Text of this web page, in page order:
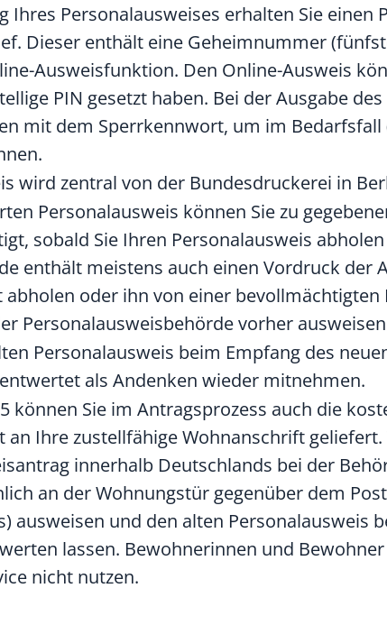
Ihres Personalausweises erhalten Sie einen
Dieser enthält eine Geheimnummer
Ausweisfunktion. Den Online-Ausweis
PIN gesetzt haben. Bei der Ausgabe
mit dem Sperrkennwort, um im
.
wird zentral von der Bundesdruckerei in
Personalausweis können Sie zu
sobald Sie Ihren Personalausweis
enthält meistens auch einen Vordruck der
abholen oder ihn von einer
Personalausweisbehörde vorher
Personalausweis beim Empfang des
als Andenken wieder mitnehmen.
können Sie im Antragsprozess auch die
an Ihre zustellfähige Wohnanschrift geliefert.
innerhalb Deutschlands bei der
an der Wohnungstür gegenüber dem
ausweisen und den alten Personalausweis
lassen. Bewohnerinnen und
nicht nutzen.